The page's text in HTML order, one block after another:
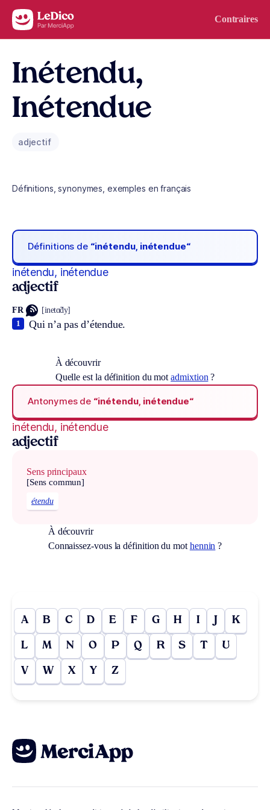
Aller au contenu Contraires
Inétendu,
Inétendue
adjectif
Définitions, synonymes, exemples en français
Définitions de “inétendu, inétendue“
inétendu, inétendue
adjectif
FR [inetɑ̃dy]
Qui n’a pas d’étendue.
1
À découvrir
Quelle est la définition du motadmixtion ?
Antonymes de “inétendu, inétendue“
inétendu, inétendue
adjectif
Sens principaux
[Sens commun]
étendu
À découvrir
Connaissez-vous la définition du mot hennin ?
A B C D E F G H I J K
L M N O P Q R S T U
V W X Y Z